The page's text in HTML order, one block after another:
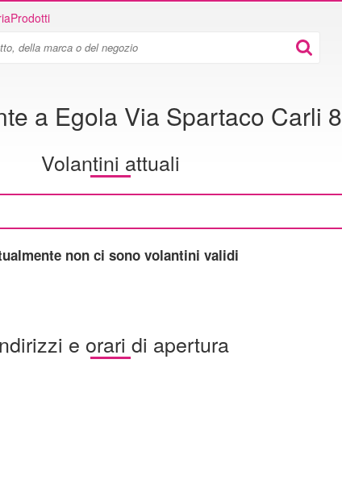
Prodotti
a Egola Via Spartaco Carli 8
Volantini attuali
non ci sono volantini validi
e orari di apertura